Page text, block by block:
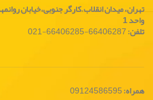
تهران، ميدان انقلاب،
واحد 1
تلفن:66406287-66406285-021
همراه: